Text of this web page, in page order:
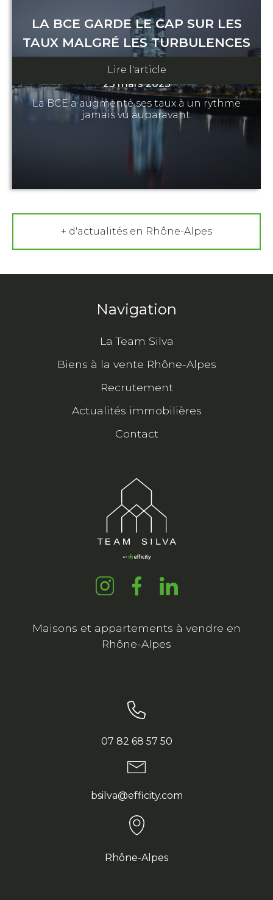
LA BCE GARDE LE CAP SUR LES
TAUX MALGRÉ LES TURBULENCES
BANCAIRES
23 mars 2023
La BCE a augmenté ses taux à un rythme
jamais vu auparavant.
Lire l'article
+ d'actualités en Rhône-Alpes
Navigation
La Team Silva
Biens à la vente Rhône-Alpes
Recrutement
Actualités immobilières
Contact
Maisons et appartements à vendre en
Rhône-Alpes
07 82 68 57 50
bsilva@efficity.com
Rhône-Alpes